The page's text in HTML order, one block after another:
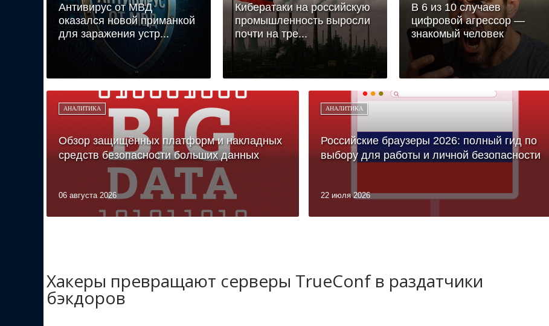
Антивирус от МВД
оказался новой приманкой
для заражения устр...
Кибератаки на российскую
промышленность выросли
почти на тре...
В 6 из 10 случаев
цифровой агрессор —
знакомый человек
АНАЛИТИКА
Обзор защищённых платформ и накладных
средств безопасности больших данных
06 августа 2026
АНАЛИТИКА
Российские браузеры 2026: полный гид по
выбору для работы и личной безопасности
22 июля 2026
Хакеры превращают серверы TrueConf в раздатчики
бэкдоров